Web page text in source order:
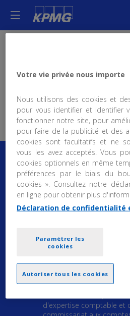
MW
Mention
BT10-9 - Recueil et
d'expertise comptable et
Votre vie privée nous importe
Nous utilisons des cookies et
pour vous identifier et identifier
fonctionner notre site, pour
pour faire de la publicité et des
cookies sont facultatifs et ne
vous les avez acceptés. Vous
cookies optionnels en même
préférences par le biais du
cookies ». Consultez notre
en ligne pour obtenir plus
Déclaration de confidentialité
Autoriser tous les cookies
Paramétrer les
cookies